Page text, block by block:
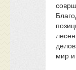
мир и